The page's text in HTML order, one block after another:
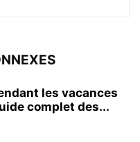
les vacances
complet des...